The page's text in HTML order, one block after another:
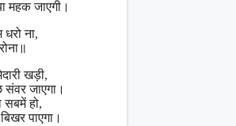
महक जाएगी।
ना,
खड़ी,
जाएगा।
सबमें हो,
पाएगा।